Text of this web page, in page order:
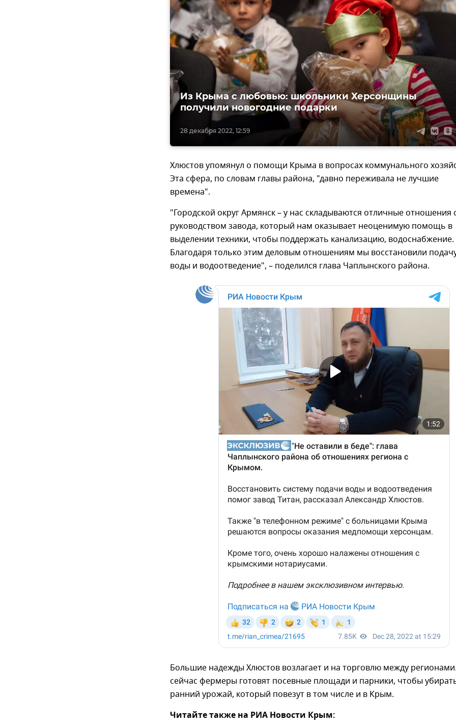
28 декабря 2022, 12:59
Из Крыма с любовью: школьники Херсонщины
получили новогодние подарки
Хлюстов упомянул о помощи Крыма в вопросах коммунального
Эта сфера, по словам главы района, "давно переживала не лучшие
времена".
"Городской округ Армянск – у нас складываются отличные отношения
руководством завода, который нам оказывает неоценимую помощь в
выделении техники, чтобы поддержать канализацию, водоснабжение.
Благодаря только этим деловым отношениям мы восстановили
воды и водоотведение", – поделился глава Чаплынского района.
Большие надежды Хлюстов возлагает и на торговлю между
сейчас фермеры готовят посевные площади и парники, чтобы
ранний урожай, который повезут в том числе и в Крым.
Читайте также на РИА Новости Крым: